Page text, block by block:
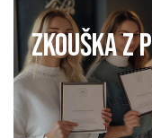
Zkouška z